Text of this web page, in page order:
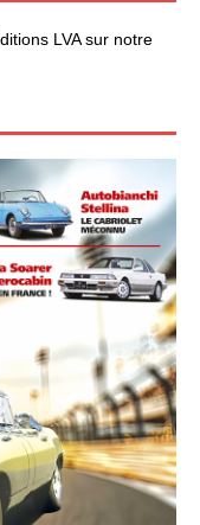
LVA sur notre